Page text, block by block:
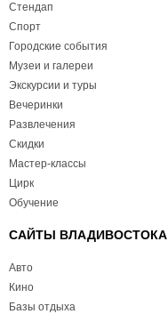
Стендап
Спорт
Городские события
Музеи и галереи
Экскурсии и туры
Вечеринки
Развлечения
Скидки
Мастер-классы
Цирк
Обучение
САЙТЫ ВЛАДИВОСТОКА
Авто
Кино
Базы отдыха